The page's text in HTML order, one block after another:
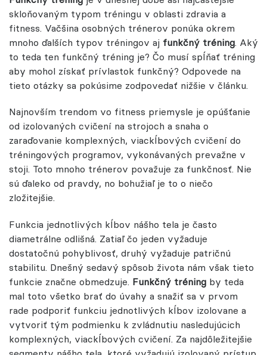
skloňovaným typom tréningu v oblasti zdravia a
fitness. Vačšina osobných trénerov ponúka okrem
mnoho ďalších typov tréningov aj funkčný tréning. Aký
to teda ten funkčný tréning je? Čo musí spĺňať tréning
aby mohol získať prívlastok funkčný? Odpovede na
tieto otázky sa pokúsime zodpovedať nižšie v článku.
Najnovším trendom vo fitness priemysle je opúšťanie
od izolovaných cvičení na strojoch a snaha o
zaraďovanie komplexných, viackĺbových cvičení do
tréningových programov, vykonávaných prevažne v
stoji. Toto mnoho trénerov považuje za funkčnosť. Nie
sú ďaleko od pravdy, no bohužiaľ je to o niečo
zložitejšie.
Funkcia jednotlivých kĺbov nášho tela je často
diametrálne odlišná. Zatiaľ čo jeden vyžaduje
dostatočnú pohyblivosť, druhý vyžaduje patričnú
stabilitu. Dnešný sedavý spôsob života nám však tieto
funkcie značne obmedzuje. Funkčný tréning by teda
mal toto všetko brať do úvahy a snažiť sa v prvom
rade podporiť funkciu jednotlivých kĺbov izolovane a
vytvoriť tým podmienku k zvládnutiu nasledujúcich
komplexných, viackĺbových cvičení. Za najdôležitejšie